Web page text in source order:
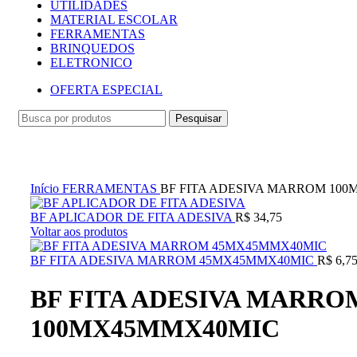
UTILIDADES
MATERIAL ESCOLAR
FERRAMENTAS
BRINQUEDOS
ELETRONICO
OFERTA ESPECIAL
Pesquisar
Início FERRAMENTAS BF FITA ADESIVA MARROM
BF APLICADOR DE FITA ADESIVA R$ 34,75
Voltar aos produtos
BF FITA ADESIVA MARROM 45MX45MMX40MIC R$ 6,75
BF FITA ADESIVA
100MX45MMX40MIC